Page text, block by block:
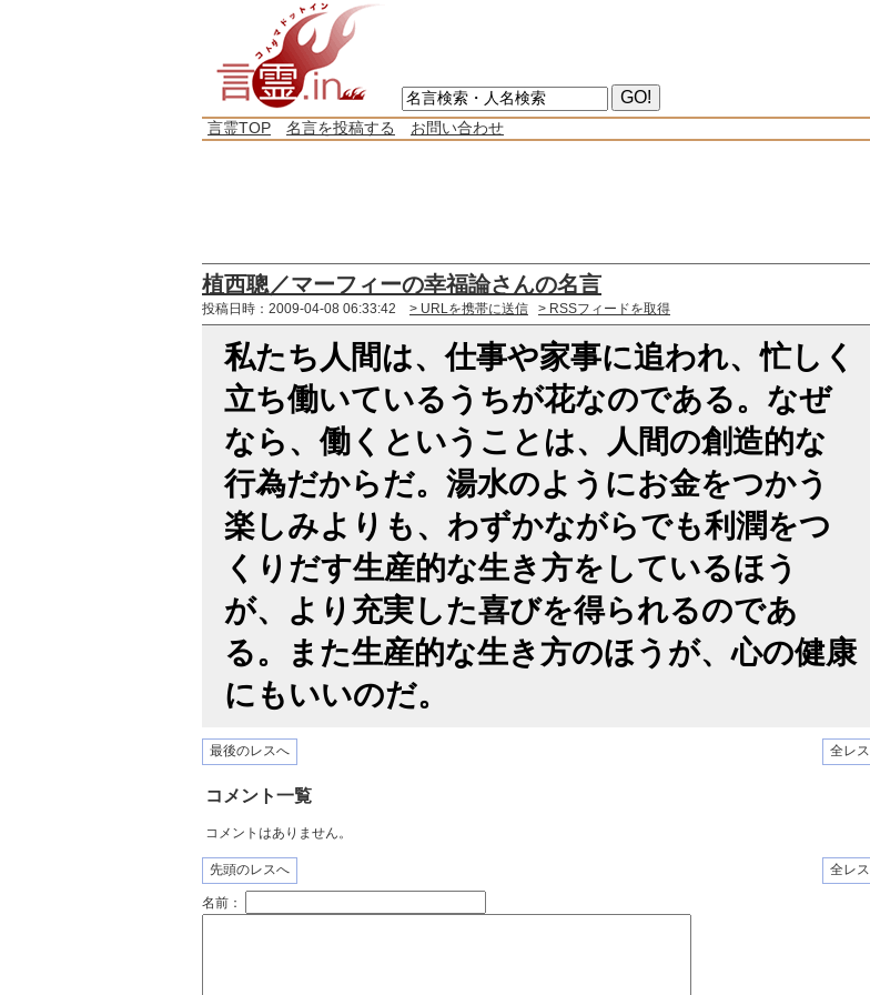
言霊TOP 名言を投稿する お問い合わせ
植西聰／マーフィーの幸福論さんの名言
投稿日時：2009-04-08 06:33:42 > URLを携帯に送信 > RSSフィードを取得
私たち人間は、仕事や家事に追われ、忙しく
立ち働いているうちが花なのである。なぜ
なら、働くということは、人間の創造的な
行為だからだ。湯水のようにお金をつかう
楽しみよりも、わずかながらでも利潤をつ
くりだす生産的な生き方をしているほう
が、より充実した喜びを得られるのであ
る。また生産的な生き方のほうが、心の健康
にもいいのだ。
最後のレスへ 全レス
コメント一覧
コメントはありません。
先頭のレスへ 全レス
名前：